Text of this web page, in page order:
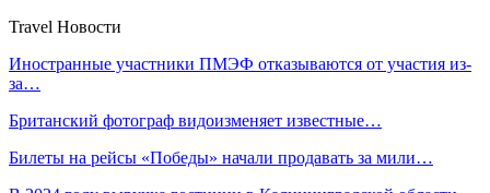
Travel Новости
Иностранные участники ПМЭФ отказываются от участия из-
за…
Британский фотограф видоизменяет известные…
Билеты на рейсы «Победы» начали продавать за мили…